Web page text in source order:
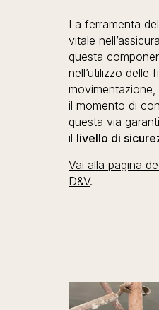
La ferramenta
vitale
questa
nell’utilizzo
il momento di
questa via
il livello di
Vai alla pagina
D&V.